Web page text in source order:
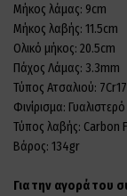
Μήκος λάμας: 9cm
Μήκος λαβής: 11.5cm
Ολικό μήκος: 20.5cm
Πάχος Λάμας: 3.3mm
Τύπος Ατσαλιού:
Φινίρισμα: Γυαλιστερό
Τύπος λαβής: Carbon
Βάρος: 134gr
Για την αγορά του